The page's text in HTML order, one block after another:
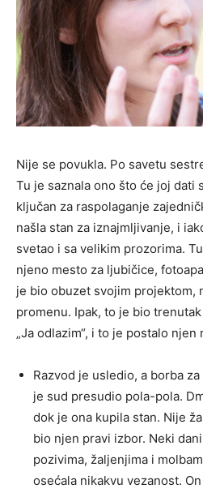
Nije se povukla. Po savetu
Tu je saznala ono što će joj dati
ključan za raspolaganje
našla stan za iznajmljivanje, i
svetao i sa velikim prozorima.
njeno mesto za ljubičice,
je bio obuzet svojim projektom,
promenu. Ipak, to je bio
„Ja odlazim“, i to je postalo njen
Razvod je usledio, a borba
je sud presudio pola-pola.
dok je ona kupila stan. Nije
bio njen pravi izbor. Neki
pozivima, žaljenjima i
osećala nikakvu vezanost.